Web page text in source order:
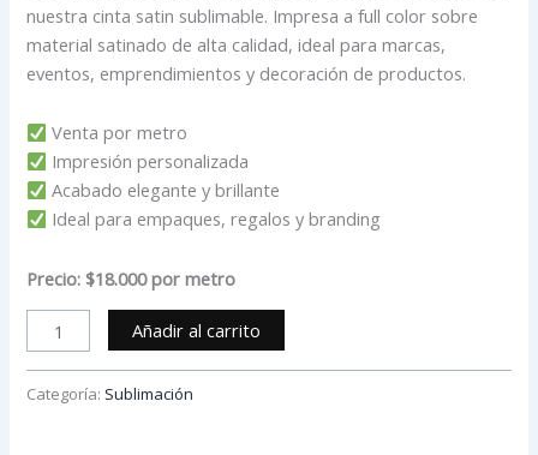
nuestra cinta satin sublimable. Impresa a full color sobre
material satinado de alta calidad, ideal para marcas,
eventos, emprendimientos y decoración de productos.
Venta por metro
Impresión personalizada
Acabado elegante y brillante
Ideal para empaques, regalos y branding
Precio: $18.000 por metro
Añadir al carrito
Categoría: Sublimación